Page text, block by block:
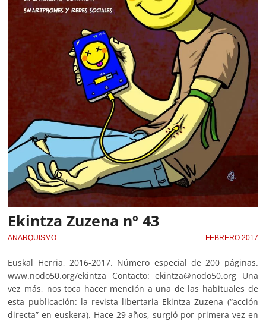
Ekintza Zuzena nº 43
ANARQUISMO FEBRERO 2017
Euskal Herria, 2016-2017. Número especial de 200 páginas.
www.nodo50.org/ekintza Contacto: ekintza@nodo50.org Una
vez más, nos toca hacer mención a una de las habituales de
esta publicación: la revista libertaria Ekintza Zuzena (“acción
directa” en euskera). Hace 29 años, surgió por primera vez en